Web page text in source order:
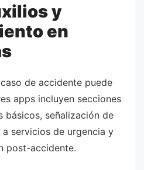
y
en
de accidente puede
apps incluyen secciones
básicos, señalización de
servicios de urgencia y
post-accidente.